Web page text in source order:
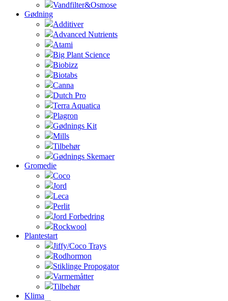
Vandfilter&Osmose
Gødning
Additiver
Advanced Nutrients
Atami
Big Plant Science
Biobizz
Biotabs
Canna
Dutch Pro
Terra Aquatica
Plagron
Gødnings Kit
Mills
Tilbehør
Gødnings Skemaer
Gromedie
Coco
Jord
Leca
Perlit
Jord Forbedring
Rockwool
Plantestart
Jiffy/Coco Trays
Rodhormon
Stiklinge Propogator
Varmemåtter
Tilbehør
Klima